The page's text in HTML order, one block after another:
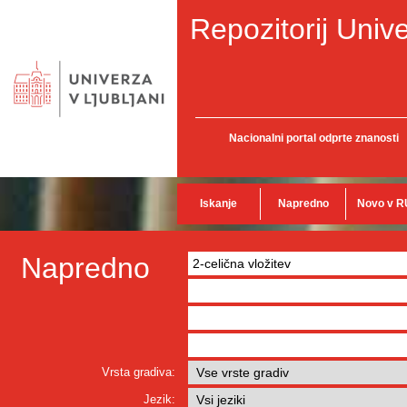
Repozitorij
Nacionalni portal odprte znanosti
Iskanje Napredno Novo v
Napredno
Vrsta gradiva:
Jezik: